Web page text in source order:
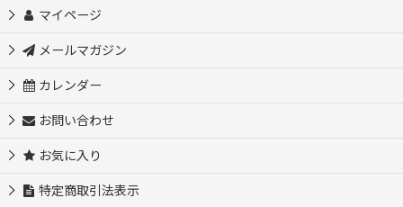
マイページ
メールマガジン
カレンダー
お問い合わせ
お気に入り
特定商取引法表示